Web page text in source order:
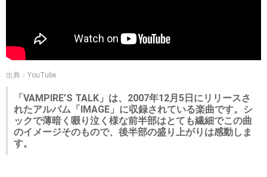
出典：YouTube
「VAMPIRE’S TALK」は、2007年12月5日にリリースさ
れたアルバム「IMAGE」に収録されている楽曲です。シ
ックで薄暗く啜り泣く様な前半部はとても繊細でこの曲
のイメージそのもので、後半部の盛り上がりは感動しま
す。